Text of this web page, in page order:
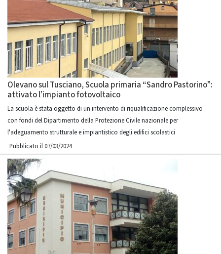
Olevano sul Tusciano, Scuola primaria “Sandro Pastorino”:
attivato l’impianto fotovoltaico
La scuola è stata oggetto di un intervento di riqualificazione complessivo
con fondi del Dipartimento della Protezione Civile nazionale per
l'adeguamento strutturale e impiantistico degli edifici scolastici
Pubblicato il 07/03/2024